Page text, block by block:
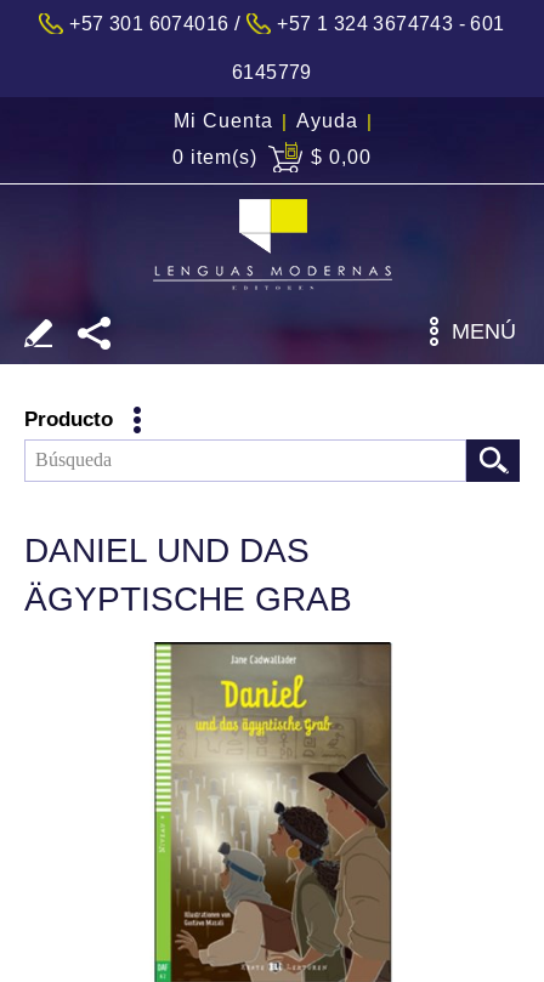
+57 301 6074016 / +57 1 324 3674743 - 601
6145779
Mi Cuenta | Ayuda |
0 item(s)
$ 0,00
MENÚ
Producto
DANIEL UND DAS
ÄGYPTISCHE GRAB